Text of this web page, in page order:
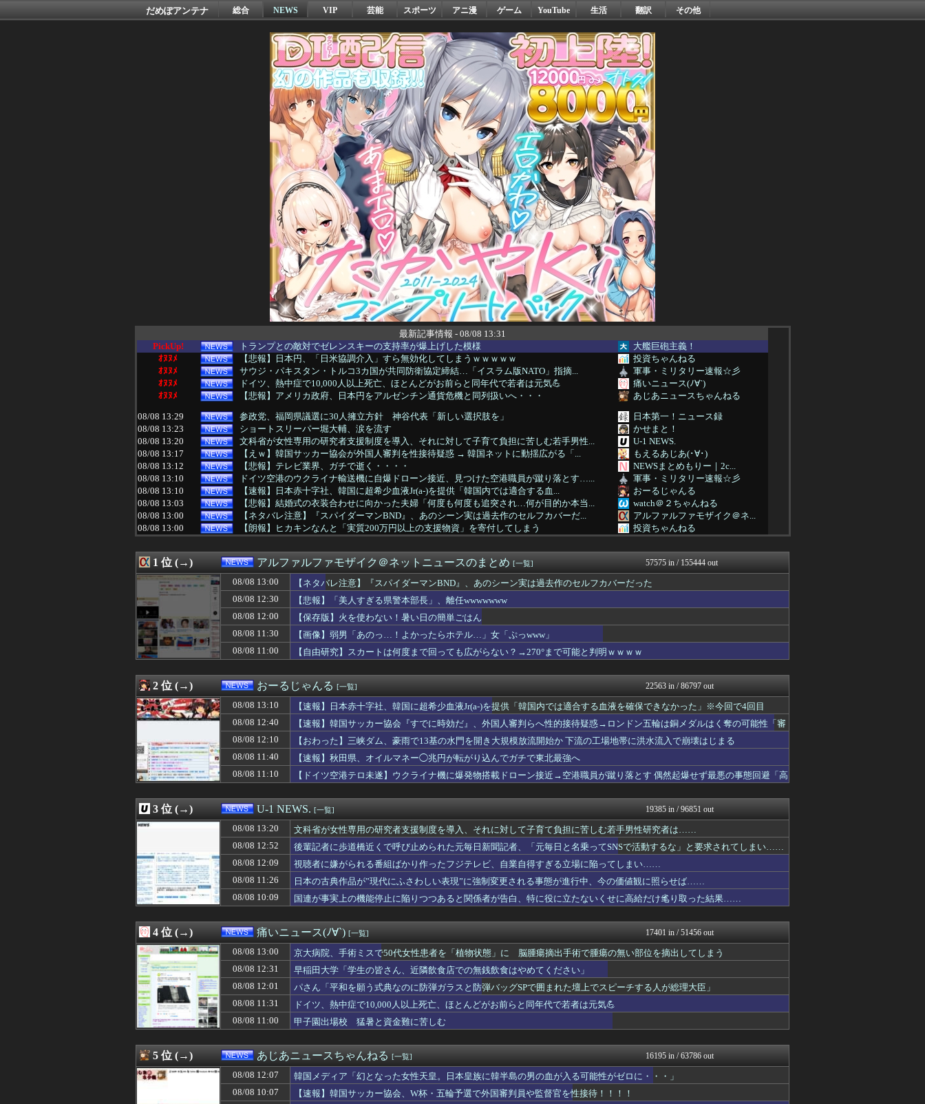
だめぽアンテナ 総合 NEWS VIP 芸能 スポーツ アニ漫 ゲーム YouTube 生活 翻訳 その他
最新記事情報 - 08/08 13:31
PickUp!
トランプとの敵対でゼレンスキーの支持率が爆上げした模様
大艦巨砲主義！
ｵﾇﾇﾒ
【悲報】日本円、「日米協調介入」すら無効化してしまうｗｗｗｗｗ
投資ちゃんねる
ｵﾇﾇﾒ
サウジ・パキスタン・トルコ3カ国が共同防衛協定締結…「イスラム版NATO」指摘...
軍事・ミリタリー速報☆彡
ｵﾇﾇﾒ
ドイツ、熱中症で10,000人以上死亡、ほとんどがお前らと同年代で若者は元気💪
痛いニュース(ﾉ∀`)
ｵﾇﾇﾒ
【悲報】アメリカ政府、日本円をアルゼンチン通貨危機と同列扱いへ・・・
あじあニュースちゃんねる
08/08 13:29
参政党、福岡県議選に30人擁立方針 神谷代表「新しい選択肢を」
日本第一！ニュース録
08/08 13:23
ショートスリーパー堀大輔、涙を流す
かせまと！
08/08 13:20
文科省が女性専用の研究者支援制度を導入、それに対して子育て負担に苦しむ若手男性...
U-1 NEWS.
08/08 13:17
【えｗ】韓国サッカー協会が外国人審判を性接待疑惑 → 韓国ネットに動揺広がる「...
もえるあじあ(･∀･)
08/08 13:12
【悲報】テレビ業界、ガチで逝く・・・・
NEWSまとめもりー｜2c...
08/08 13:10
ドイツ空港のウクライナ輸送機に自爆ドローン接近、見つけた空港職員が蹴り落とす…...
軍事・ミリタリー速報☆彡
08/08 13:10
【速報】日本赤十字社、韓国に超希少血液Jr(a-)を提供「韓国内では適合する血...
おーるじゃんる
08/08 13:03
【悲報】結婚式の衣装合わせに向かった夫婦「何度も何度も追突され…何が目的か本当...
watch＠２ちゃんねる
08/08 13:00
【ネタバレ注意】『スパイダーマンBND』、あのシーン実は過去作のセルフカバーだ...
アルファルファモザイク＠ネ...
08/08 13:00
【朗報】ヒカキンなんと「実質200万円以上の支援物資」を寄付してしまう
投資ちゃんねる
08/08 13:00
財源なき減税、揺らぐ信認 積極財政に「日本売り」危機 高市政権「悲願」に固執
みそパンNEWS
08/08 13:00
京大病院、手術ミスで50代女性患者を「植物状態」に 脳腫瘍摘出手術で腫瘍の無い...
痛いニュース(ﾉ∀`)
08/08 12:59
馬鹿客「置き配してこのシートかけろ」配達員ぼく「🤔」
まとめたニュース
08/08 12:55
東大調査「外国人受け入れ反対」大幅増 若い世代で多く [8/8]
国難にあってもの申す！！
08/08 12:52
後輩記者に歩道橋近くで呼び止められた元毎日新聞記者、「元毎日と名乗ってSNSで...
08/08 12:50
AmazonのアツさMax！心も踊る「マンガ毎週末セール（50%還元）」2日目...
08/08 12:40
チケット確認にすら応じずCAたちを突き飛ばした中国人22人を搭乗拒否。タイの航...
にゅーすアルー！
08/08 12:40
【速報】韓国サッカー協会『すでに時効だ』、外国人審判らへ性的接待疑惑→ロンドン...
おーるじゃんる
08/08 12:38
【悲報】池袋パパ活刺殺事件、26歳の女性被告に懲役6年「司法の女割」批判が紛糾...
政経ワロスまとめニュース♪
08/08 12:31
早稲田大学「学生の皆さん、近隣飲食店での無銭飲食はやめてください」
痛いニュース(ﾉ∀`)
08/08 12:30
【悲報】「美人すぎる県警本部長」、離任wwwwwww
アルファルファモザイク＠ネ...
08/08 12:30
【NASA開発】3,980円の冷感ポンチョ、-15℃の謳い文句にネット騒然
モッコスヌ〜ン
08/08 12:29
［社説］永住厳格化で外国人の定着意欲をそぐな
日本第一！ニュース録
こども家庭庁、出国後の外国人に児童手当誤支給の件数「把握していない」
かせまと！
国税職員､税務調査で知り合った資産家から約1億5000万円受け取り競艇につぎ込...
理想ちゃんねる
08/08 12:12
マーチ→大手コンサル内定ワイ、人生勝ち組ロードへwwwwwwwwwwwwwww...
かせまと！
08/08 12:12
【衝撃】有吉、マツコに『ドン引き』してしまうｗｗｗｗｗｗｗ
NEWSまとめもりー｜2c...
08/08 12:10
【おわった】三峡ダム、豪雨で13基の水門を開き大規模放流開始か 下流の工場地帯...
おーるじゃんる
08/08 12:08
【高市ガーｗ】研究者「防弾ガラスの中で平和式典スピーチした総理がこれまでいたん...
政経ワロスまとめニュース♪
08/08 12:07
韓国メディア「幻となった女性天皇。日本皇族に韓半島の男の血が入る可能性がゼロに...
あじあニュースちゃんねる
08/08 12:06
高市総理「物価上昇を上回る賃上げを日本に定着させる」→国家公務員の月給大幅増額...
FX2ちゃんねる｜投資系ま...
太平洋戦争史振り返ると思ったけど日本より欧米が諸悪の根源やん
大艦巨砲主義！
08/08 12:03
【悲報】高市総理「物価上昇を上回る賃上げを日本に定着させる」 →国家公務員月給...
watch＠２ちゃんねる
08/08 12:03
【動画】中国の三峡ダム、今年も大変そう・・・
まとめたニュース
08/08 12:01
パさん「平和を願う式典なのに防弾ガラスと防弾バッグSPで囲まれた壇上でスピーチ...
痛いニュース(ﾉ∀`)
08/08 12:00
【保存版】火を使わない！暑い日の簡単ごはん
アルファルファモザイク＠ネ...
08/08 12:00
【悲報】ちいかわ作者さん、総額30億超の大豪邸を建てるｗｗｗｗｗｗｗｗｗｗｗｗ...
ニュース30over
08/08 12:00
飲食料品消費税1％、10％の外食に「割高感」も 農家にも打撃の恐れ 政府、対策...
常識的に考えた
08/08 12:00
なぜフランス人はこれほど日本が好きなのか？中国ネット「中国を除いて、日本が嫌い...
ゴタゴタシタニュース
08/08 12:00
「非常に残念」高市総理と面会決定も…発言不可、握手のみ 8月9日長崎の被爆体験...
黒マッチョニュース
08/08 12:00
インフルエンサー、Xの誹謗中傷により自殺→記者「これ、インプレゾンビが誹謗中傷...
オレ的ゲーム速報＠刃
08/08 12:00
イーロン・マスク←世界一の金持ちなのになんかあんまり「羨ましい」と感じない理由
08/08 12:00
「非常に残念」高市総理と面会決定も…発言不可、握手のみ 8月9日長崎の被爆体験...
みそパンNEWS
08/08 12:00
「経営の神様」の水道哲学、ネタ元は宗教団体の無償労働だった
08/08 12:00
【池袋暴走事故】「上級国民」神話の崩壊！1000ページの法解釈が明かす不逮捕の...
モッコスヌ〜ン
08/08 11:55
わいせつな行為疑いで逮捕 エジプト国籍の男性を不起訴処分 鳥取地検 [8/8]
08/08 11:48
サウジ・パキスタン・トルコ3カ国が共同防衛協定締結…「イスラム版NATO」指摘...
軍事・ミリタリー速報☆彡
08/08 11:40
中国、海上自衛隊のトマホーク試射を批判「周辺の安全保障上の脅威を口実に再軍備を...
にゅーすアルー！
08/08 11:40
【動画】どう見ても車がヤバい事故動画、謎にバイク批判派が湧いてきて終わる
オレ的ゲーム速報＠刃
【速報】秋田県、オイルマネー◯兆円が転がり込んでガチで東北最強へ
おーるじゃんる
【悲報】大石あきこ前衆院議員、れいわ離党＆活動休止を発表 → 過去の「スジを通...
政経ワロスまとめニュース♪
1 位 (→) アルファルファモザイク＠ネットニュースのまとめ [一覧] 57575 in / 155444 out
08/08 13:00
【ネタバレ注意】『スパイダーマンBND』、あのシーン実は過去作のセルフカバーだった
08/08 12:30
【悲報】「美人すぎる県警本部長」、離任wwwwwww
08/08 12:00
【保存版】火を使わない！暑い日の簡単ごはん
08/08 11:30
【画像】弱男「あのっ…！よかったらホテル…」女「ぷっwww」
08/08 11:00
【自由研究】スカートは何度まで回っても広がらない？→270°まで可能と判明ｗｗｗｗ
2 位 (→) おーるじゃんる [一覧] 22563 in / 86797 out
08/08 13:10
【速報】日本赤十字社、韓国に超希少血液Jr(a-)を提供「韓国内では適合する血液を確保できなかった」※今回で4回目
08/08 12:40
【速報】韓国サッカー協会『すでに時効だ』、外国人審判らへ性的接待疑惑→ロンドン五輪は銅メダルはく奪の可能性「審
判の国籍は日本、UAE、イラン」
08/08 12:10
【おわった】三峡ダム、豪雨で13基の水門を開き大規模放流開始か 下流の工場地帯に洪水流入で崩壊はじまる
08/08 11:40
【速報】秋田県、オイルマネー◯兆円が転がり込んでガチで東北最強へ
08/08 11:10
【ドイツ空港テロ未遂】ウクライナ機に爆発物搭載ドローン接近→空港職員が蹴り落とす 偶然起爆せず最悪の事態回避「高
3 位 (→) U-1 NEWS. [一覧] 19385 in / 96851 out
08/08 13:20
文科省が女性専用の研究者支援制度を導入、それに対して子育て負担に苦しむ若手男性研究者は……
08/08 12:52
後輩記者に歩道橋近くで呼び止められた元毎日新聞記者、「元毎日と名乗ってSNSで活動するな」と要求されてしまい……
08/08 12:09
視聴者に嫌がられる番組ばかり作ったフジテレビ、自業自得すぎる立場に陥ってしまい……
08/08 11:26
日本の古典作品が”現代にふさわしい表現”に強制変更される事態が進行中、今の価値観に照らせば……
08/08 10:09
国連が事実上の機能停止に陥りつつあると関係者が告白、特に役に立たないくせに高給だけ毟り取った結果……
4 位 (→) 痛いニュース(ﾉ∀`) [一覧] 17401 in / 51456 out
08/08 13:00
京大病院、手術ミスで50代女性患者を「植物状態」に 脳腫瘍摘出手術で腫瘍の無い部位を摘出してしまう
08/08 12:31
早稲田大学「学生の皆さん、近隣飲食店での無銭飲食はやめてください」
08/08 12:01
パさん「平和を願う式典なのに防弾ガラスと防弾バッグSPで囲まれた壇上でスピーチする人が総理大臣」
08/08 11:31
ドイツ、熱中症で10,000人以上死亡、ほとんどがお前らと同年代で若者は元気💪
08/08 11:00
甲子園出場校 猛暑と資金難に苦しむ
5 位 (→) あじあニュースちゃんねる [一覧] 16195 in / 63786 out
08/08 12:07
韓国メディア「幻となった女性天皇。日本皇族に韓半島の男の血が入る可能性がゼロに・・・」
08/08 10:07
【速報】韓国サッカー協会、W杯・五輪予選で外国審判員や監督官を性接待！！！！